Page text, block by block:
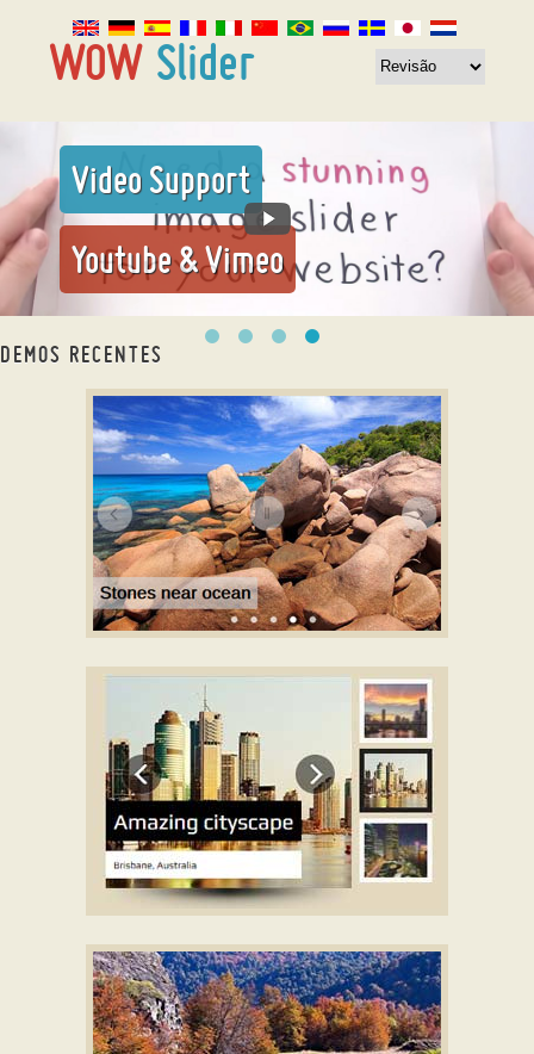
Video Support
Youtube & Vimeo
DEMOS RECENTES
com Page efeito
com Blinds efeito